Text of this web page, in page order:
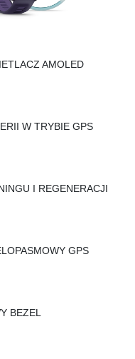
AMOLED
W TRYBIE GPS
I REGENERACJI
GPS
BEZEL